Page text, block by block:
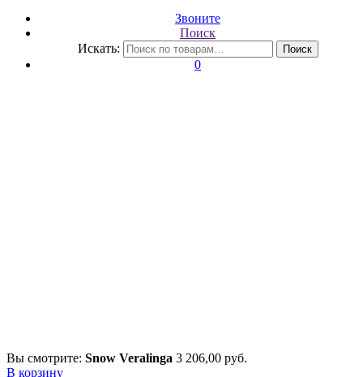
Звоните
Поиск
Искать:
Поиск
0
Вы смотрите: Snow Veralinga 3 206,00 руб.
В корзину